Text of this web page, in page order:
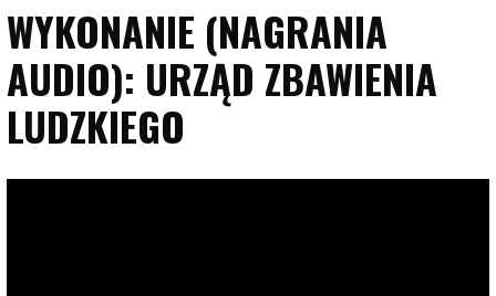
WYKONANIE (NAGRANIA
AUDIO): URZĄD ZBAWIENIA
LUDZKIEGO